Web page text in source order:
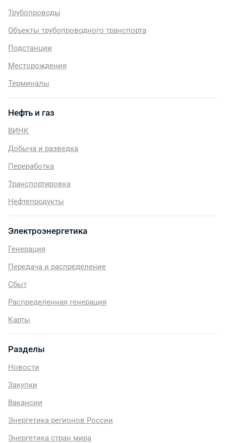
Трубопроводы
Объекты трубопроводного транспорта
Подстанции
Месторождения
Терминалы
Нефть и газ
ВИНК
Добыча и разведка
Переработка
Транспортировка
Нефтепродукты
Электроэнергетика
Генерация
Передача и распределение
Сбыт
Распределенная генерация
Карты
Разделы
Новости
Закупки
Вакансии
Энергетика регионов России
Энергетика стран мира